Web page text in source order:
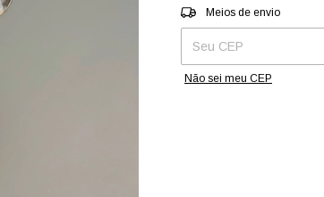
Entregas para o CEP:
Meios de envio
Não sei meu CEP